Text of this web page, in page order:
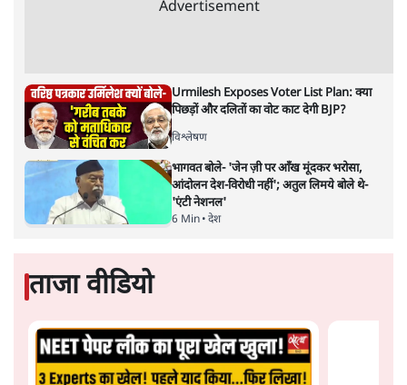
एक हिंदी प्रेमी होने के नाते मैं यह बात गर्व से कह सकता हूँ कि मैंने
साथ कह सकता हूँ कि डॉ. नामवर सिंह बहुत से लेखकों की तरह
मेरे भी लेखन से काफ़ी हद तक परिचित थे। आज सवेरे जब यह
सूचना मिली कि नामवर जी अब हमारे बीच नहीं रहे हैं, तो
स्वाभाविक रूप से मैं भी पूरे हिंदी और उर्दू जगत की तरह शोक
संतप्त हूँ। कृष्णा सोबती, अज्ञेय, कमलेश्वर, राजेन्द्र यादव, निर्मल
वर्मा, श्रीलाल शुक्ल, केदारनाथ सिंह और अब नामवर सिंह के रूप
में हिंदी के इस हरे-भरे जंगल से एक-एक कर पुराने दरख्त ख़त्म हो
पहचाना जाएगा, उनमें नामवर सिंह का नाम पहले पायदान पर
होगा। नामवर जी की ख्याति आज कम लिखने के बावजूद अगर
और पूरे हिंदी परिदृश्य पर लगातार पड़ने वाली उनकी वह दृष्टि जो
किसी विरले साहित्यकार में ही होती है।